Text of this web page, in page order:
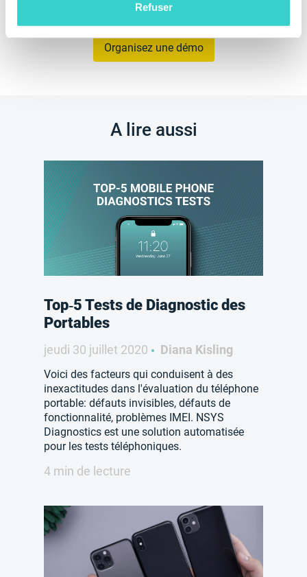
Refuser
Organisez une démo
A lire aussi
Top‑5 Tests de Diagnostic des
Portables
jeudi 30 juillet 2020 Diana Kisling
Voici des facteurs qui conduisent à des
inexactitudes dans l'évaluation du téléphone
portable: défauts invisibles, défauts de
fonctionnalité, problèmes IMEI. NSYS
Diagnostics est une solution automatisée
pour les tests téléphoniques.
4 min de lecture